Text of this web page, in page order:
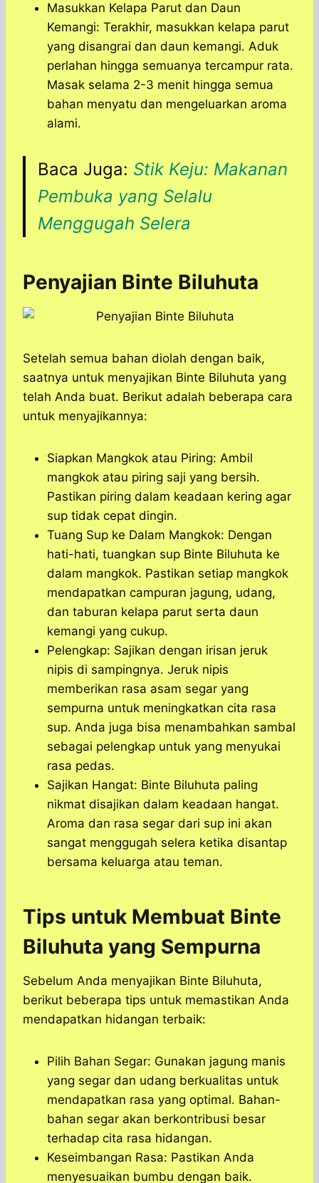
Masukkan Kelapa Parut dan Daun
Kemangi: Terakhir, masukkan kelapa parut
yang disangrai dan daun kemangi. Aduk
perlahan hingga semuanya tercampur rata.
Masak selama 2-3 menit hingga semua
bahan menyatu dan mengeluarkan aroma
alami.
Baca Juga: Stik Keju: Makanan
Pembuka yang Selalu
Menggugah Selera
Penyajian Binte Biluhuta
Setelah semua bahan diolah dengan baik,
saatnya untuk menyajikan Binte Biluhuta yang
telah Anda buat. Berikut adalah beberapa cara
untuk menyajikannya:
Siapkan Mangkok atau Piring: Ambil
mangkok atau piring saji yang bersih.
Pastikan piring dalam keadaan kering agar
sup tidak cepat dingin.
Tuang Sup ke Dalam Mangkok: Dengan
hati-hati, tuangkan sup Binte Biluhuta ke
dalam mangkok. Pastikan setiap mangkok
mendapatkan campuran jagung, udang,
dan taburan kelapa parut serta daun
kemangi yang cukup.
Pelengkap: Sajikan dengan irisan jeruk
nipis di sampingnya. Jeruk nipis
memberikan rasa asam segar yang
sempurna untuk meningkatkan cita rasa
sup. Anda juga bisa menambahkan sambal
sebagai pelengkap untuk yang menyukai
rasa pedas.
Sajikan Hangat: Binte Biluhuta paling
nikmat disajikan dalam keadaan hangat.
Aroma dan rasa segar dari sup ini akan
sangat menggugah selera ketika disantap
bersama keluarga atau teman.
Tips untuk Membuat Binte
Biluhuta yang Sempurna
Sebelum Anda menyajikan Binte Biluhuta,
berikut beberapa tips untuk memastikan Anda
mendapatkan hidangan terbaik:
Pilih Bahan Segar: Gunakan jagung manis
yang segar dan udang berkualitas untuk
mendapatkan rasa yang optimal. Bahan-
bahan segar akan berkontribusi besar
terhadap cita rasa hidangan.
Keseimbangan Rasa: Pastikan Anda
menyesuaikan bumbu dengan baik.